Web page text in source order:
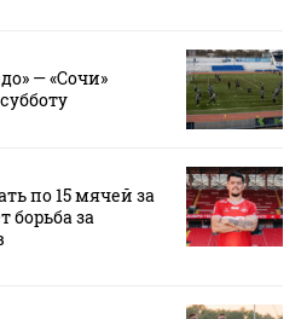
— «Сочи»
по 15 мячей за
борьба за